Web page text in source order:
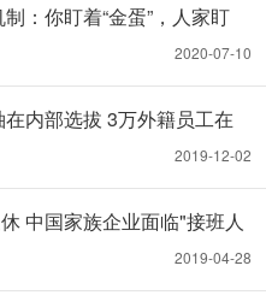
：你盯着“金蛋”，人家盯
2020-07-10
内部选拔 3万外籍员工在
2019-12-02
中国家族企业面临"接班人
2019-04-28